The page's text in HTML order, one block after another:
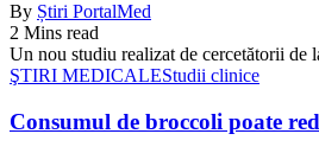
By Știri PortalMed
2 Mins read
Un nou studiu realizat de cercetătorii
ŞTIRI MEDICALEStudii clinice
Consumul de broccoli poate